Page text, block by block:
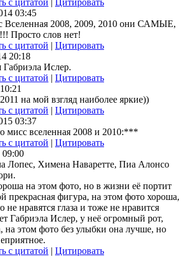
с цитатой | Цитировать
03:45
Вселенная 2008, 2009, 2010 они САМЫЕ,
слов нет!
с цитатой | Цитировать
20:18
Габриэла Ислер.
с цитатой | Цитировать
на мой взгляд наиболее яркие))
с цитатой | Цитировать
03:37
мисс вселенная 2008 и 2010:***
с цитатой | Цитировать
09:00
Лопес, Химена Наваретте, Пиа Алонсо
на этом фото, но в жизни её портит
прекрасная фигура, на этом фото хороша,
нравятся глаза и тоже не нравится
Габриэла Ислер, у неё огромный рот,
на этом фото без улыбки она лучше, но
с цитатой | Цитировать